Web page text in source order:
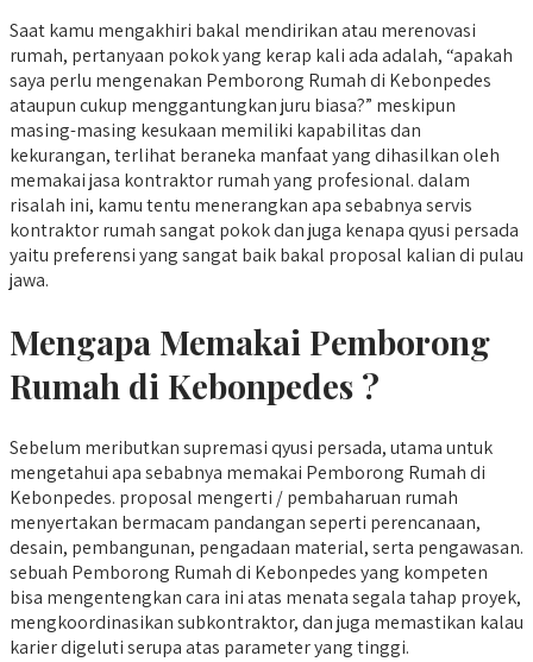
Saat kamu mengakhiri bakal mendirikan atau merenovasi
rumah, pertanyaan pokok yang kerap kali ada adalah, “apakah
saya perlu mengenakan Pemborong Rumah di Kebonpedes
ataupun cukup menggantungkan juru biasa?” meskipun
masing-masing kesukaan memiliki kapabilitas dan
kekurangan, terlihat beraneka manfaat yang dihasilkan oleh
memakai jasa kontraktor rumah yang profesional. dalam
risalah ini, kamu tentu menerangkan apa sebabnya servis
kontraktor rumah sangat pokok dan juga kenapa qyusi persada
yaitu preferensi yang sangat baik bakal proposal kalian di pulau
jawa.
Mengapa Memakai Pemborong
Rumah di Kebonpedes ?
Sebelum meributkan supremasi qyusi persada, utama untuk
mengetahui apa sebabnya memakai Pemborong Rumah di
Kebonpedes. proposal mengerti / pembaharuan rumah
menyertakan bermacam pandangan seperti perencanaan,
desain, pembangunan, pengadaan material, serta pengawasan.
sebuah Pemborong Rumah di Kebonpedes yang kompeten
bisa mengentengkan cara ini atas menata segala tahap proyek,
mengkoordinasikan subkontraktor, dan juga memastikan kalau
karier digeluti serupa atas parameter yang tinggi.